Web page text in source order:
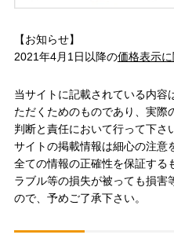
【お知らせ】
2021年4月1日以降の価格表示
当サイトに記載されている内容
ただくためのものであり、実際
判断と責任において行って下さ
サイトの掲載情報は細心の注意
全ての情報の正確性を保証する
ラブル等の損失が被っても損害
ので、予めご了承下さい。